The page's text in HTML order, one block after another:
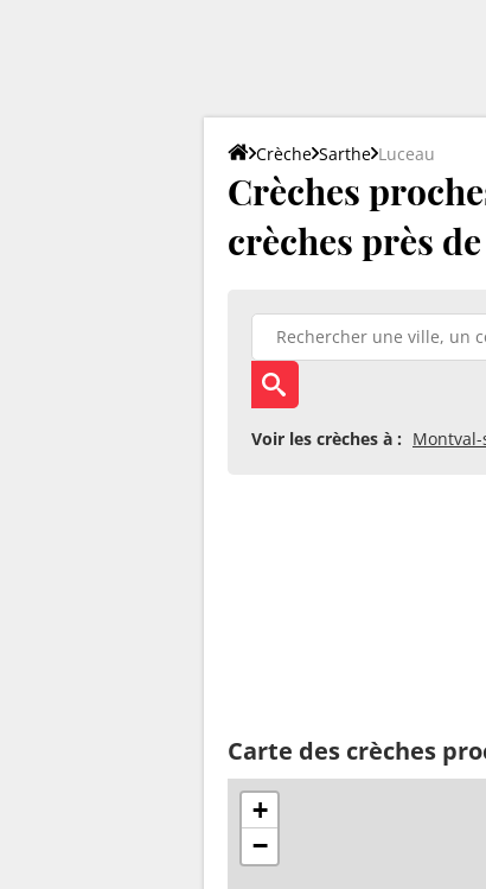
Crèche Sarthe Luceau
Crèches
crèches près
Voir les crèches à :
Carte des crèches
+
−